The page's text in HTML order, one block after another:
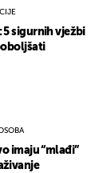
5 sigurnih vježbi
imaju “mlađi”